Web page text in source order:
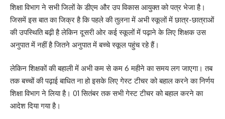
शिक्षा विभाग ने सभी जिलों के डीएम और उप विकास आयुक्त को पत्र भेजा है।
जिसमें इस बात का जिक्र है कि पहले की तुलना में अभी स्कूलों में छात्र-छात्राओं
की उपस्थिति बढ़ी है लेकिन दूसरी ओर कई स्कूलों में पढ़ाने के लिए शिक्षक उस
अनुपात में नहीं है जितने अनुपात में बच्चे स्कूल पहुंच रहे हैं।
लेकिन शिक्षकों की बहाली में अभी कम से कम 6 महीने का समय लग जाएगा। तब
तक बच्चों की पढ़ाई बाधित ना हो इसके लिए गेस्ट टीचर को बहाल करने का निर्णय
शिक्षा विभाग ने लिया है। 01 सितंबर तक सभी गेस्ट टीचर को बहाल करने का
आदेश दिया गया है।